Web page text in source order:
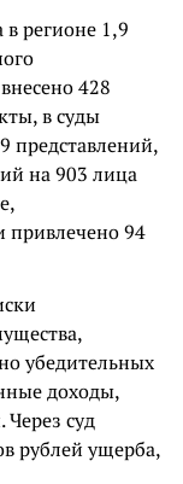
регионе 1,9
428
в суды
представлений,
на 903 лица
привлечено 94
убедительных
доходы,
суд
рублей ущерба,